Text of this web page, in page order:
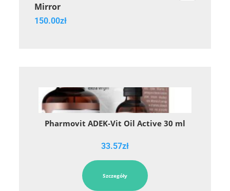
Mirror
150.00zł
Pharmovit ADEK-Vit Oil Active 30 ml
33.57zł
Szczegóły